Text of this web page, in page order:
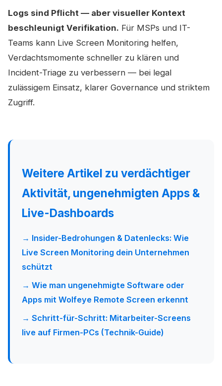
Logs sind Pflicht — aber visueller Kontext
beschleunigt Verifikation. Für MSPs und IT-
Teams kann Live Screen Monitoring helfen,
Verdachtsmomente schneller zu klären und
Incident-Triage zu verbessern — bei legal
zulässigem Einsatz, klarer Governance und striktem
Zugriff.
Weitere Artikel zu verdächtiger
Aktivität, ungenehmigten Apps &
Live-Dashboards
→ Insider-Bedrohungen & Datenlecks: Wie
Live Screen Monitoring dein Unternehmen
schützt
→ Wie man ungenehmigte Software oder
Apps mit Wolfeye Remote Screen erkennt
→ Schritt-für-Schritt: Mitarbeiter-Screens
live auf Firmen-PCs (Technik-Guide)